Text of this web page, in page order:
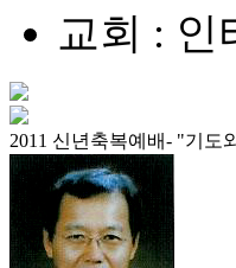
교회 :
2011 신년축복예배- "기도